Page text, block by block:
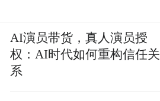
AI演员带货，真人演员授
权：AI时代如何重构信任关
系